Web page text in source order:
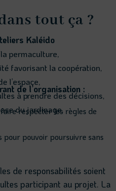
tout ça ?
Kaléido
permaculture,
favorisant la coopération,
l’espace,
à prendre des décisions,
du jardinage.
de l’organisation :
respecter les règles de
pouvoir poursuivre sans
de responsabilités soient
participant au projet. La